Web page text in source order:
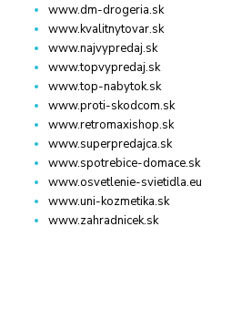
www.dm-drogeria.sk
www.kvalitnytovar.sk
www.najvypredaj.sk
www.topvypredaj.sk
www.top-nabytok.sk
www.proti-skodcom.sk
www.retromaxishop.sk
www.superpredajca.sk
www.spotrebice-domace.sk
www.osvetlenie-svietidla.eu
www.uni-kozmetika.sk
www.zahradnicek.sk